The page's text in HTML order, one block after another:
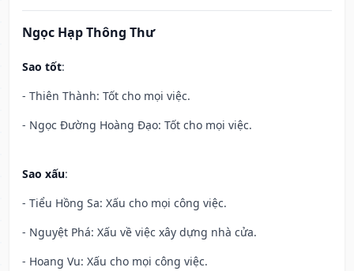
Ngọc Hạp Thông Thư
Sao tốt:
- Thiên Thành: Tốt cho mọi việc.
- Ngọc Đường Hoàng Đạo: Tốt cho mọi việc.
Sao xấu:
- Tiểu Hồng Sa: Xấu cho mọi công việc.
- Nguyệt Phá: Xấu về việc xây dựng nhà cửa.
- Hoang Vu: Xấu cho mọi công việc.